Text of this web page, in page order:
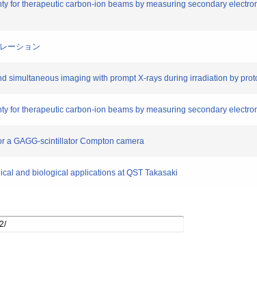
for therapeutic carbon-ion beams by measuring secondary
ーション
simultaneous imaging with prompt X-rays during irradiation by
for therapeutic carbon-ion beams by measuring secondary
a GAGG-scintillator Compton camera
and biological applications at QST Takasaki